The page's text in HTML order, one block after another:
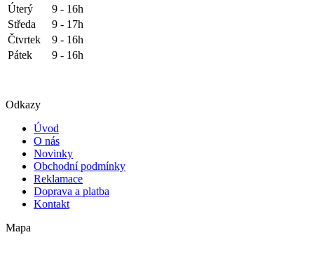
Úterý
9 - 16h
Středa
9 - 17h
Čtvrtek
9 - 16h
Pátek
9 - 16h
Odkazy
Úvod
O nás
Novinky
Obchodní podmínky
Reklamace
Doprava a platba
Kontakt
Mapa